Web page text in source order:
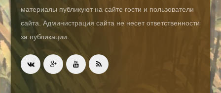
материалы публикуют на сайте гости и пользователи
сайта. Администрация сайта не несет ответственности
за публикации.